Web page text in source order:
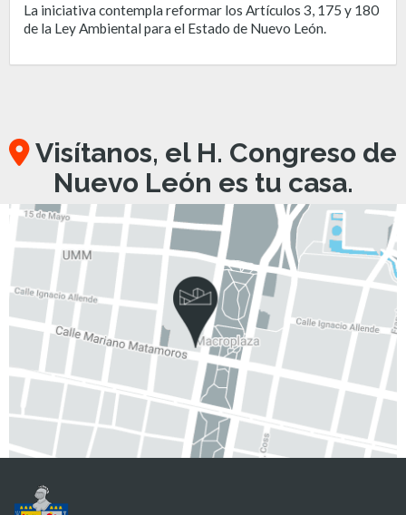
La iniciativa contempla reformar los Artículos 3, 175 y 180
de la Ley Ambiental para el Estado de Nuevo León.
Visítanos, el H. Congreso de
Nuevo León es tu casa.